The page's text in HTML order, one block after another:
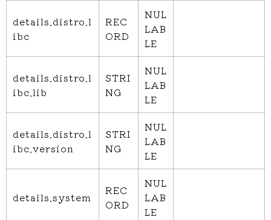
details.distro.l
ibc
REC
ORD
NUL
LAB
LE
details.distro.l
ibc.lib
STRI
NG
NUL
LAB
LE
details.distro.l
ibc.version
STRI
NG
NUL
LAB
LE
details.system
REC
ORD
NUL
LAB
LE